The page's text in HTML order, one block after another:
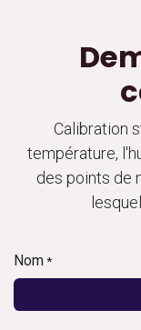
Calibration
température,
des points de
Nom*